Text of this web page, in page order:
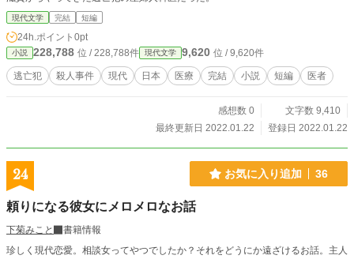
現代文学 完結 短編
24h.ポイント 0pt
小説 228,788 位 / 228,788件 現代文学 9,620 位 / 9,620件
逃亡犯 殺人事件 現代 日本 医療 完結 小説 短編 医者
感想数 0
文字数 9,410
最終更新日 2022.01.22
登録日 2022.01.22
24 お気に入り追加 36
頼りになる彼女にメロメロなお話
下菊みこと
書籍情報
珍しく現代恋愛。相談女ってやつでしたか？それをどうにか遠ざけるお話。主人